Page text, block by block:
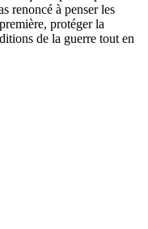
renoncé à penser les
protéger la
de la guerre tout en